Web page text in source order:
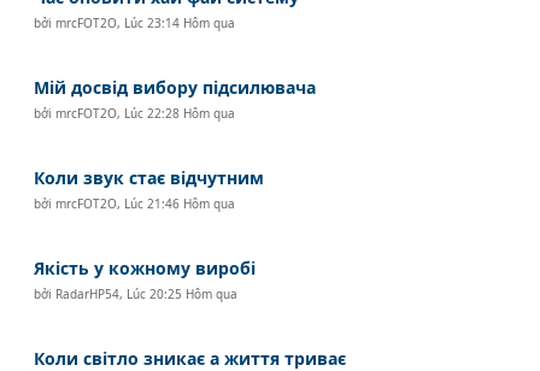
bởimrcFOT2O, Lúc 23:14 Hôm qua
Мій досвід вибору підсилювача
bởimrcFOT2O, Lúc 22:28 Hôm qua
Коли звук стає відчутним
bởimrcFOT2O, Lúc 21:46 Hôm qua
Якість у кожному виробі
bởi RadarHP54, Lúc 20:25 Hôm qua
Коли світло зникає а життя триває